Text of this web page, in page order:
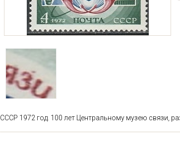
СССР 1972 год. 100 лет Центральному музею связи,